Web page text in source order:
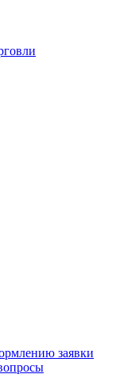
заявки